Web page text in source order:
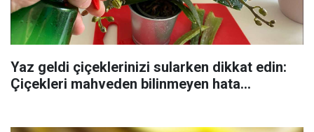
Yaz geldi çiçeklerinizi sularken dikkat edin:
Çiçekleri mahveden bilinmeyen hata...